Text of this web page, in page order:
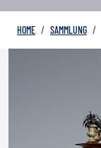
HOME SAMMLUNG